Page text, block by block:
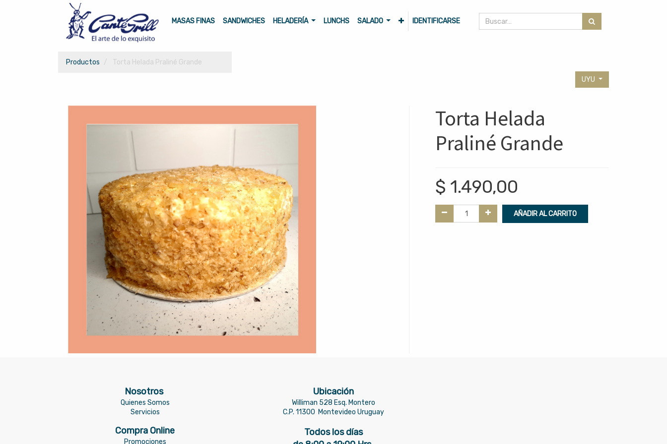
MASAS FINAS SANDWICHES HELADERÍA LUNCHS SALADO IDENTIFICARSE
Productos Torta Helada Praliné Grande
UYU
Torta Helada
Praliné Grande
$ 1.490,00
AÑADIR AL CARRITO
Nosotros
Quienes Somos
Servicios
Compra Online
Promociones
Ubicación
Williman 528 Esq. Montero
C.P. 11300 Montevideo Uruguay
Todos los días